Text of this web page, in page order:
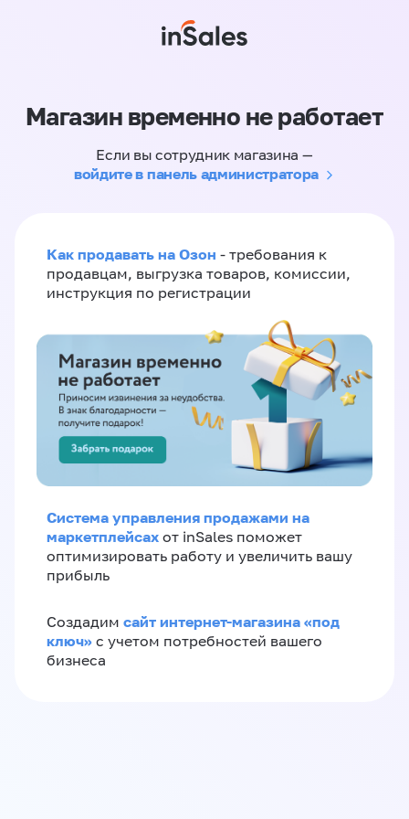
Магазин временно не работает
Если вы сотрудник магазина —
войдите в панель администратора
Как продавать на Озон - требования к
продавцам, выгрузка товаров, комиссии,
инструкция по регистрации
Система управления продажами на
маркетплейсах от inSales поможет
оптимизировать работу и увеличить вашу
прибыль
Создадим сайт интернет-магазина «под
ключ» с учетом потребностей вашего
бизнеса